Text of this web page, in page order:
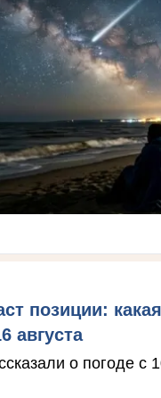
позиции:
августа
о погоде с